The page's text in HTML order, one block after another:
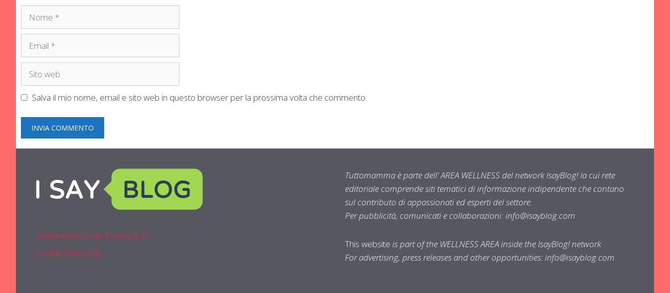
Nome
Email
Sito
Salva il mio nome, email e sito web in questo browser per la prossima volta che commento.
Dichiarazione sulla Privacy (UE)
Cookie Policy (UE)
Tuttomamma è parte dell' AREA WELLNESS del network IsayBlog! la cui rete
editoriale comprende siti tematici di informazione indipendente che contano
sul contributo di appassionati ed esperti del settore.
Per pubblicità, comunicati e collaborazioni:info@isayblog.com
This website is part of the WELLNESS AREA inside the IsayBlog! network
For advertising, press releases and other opportunities:info@isayblog.com